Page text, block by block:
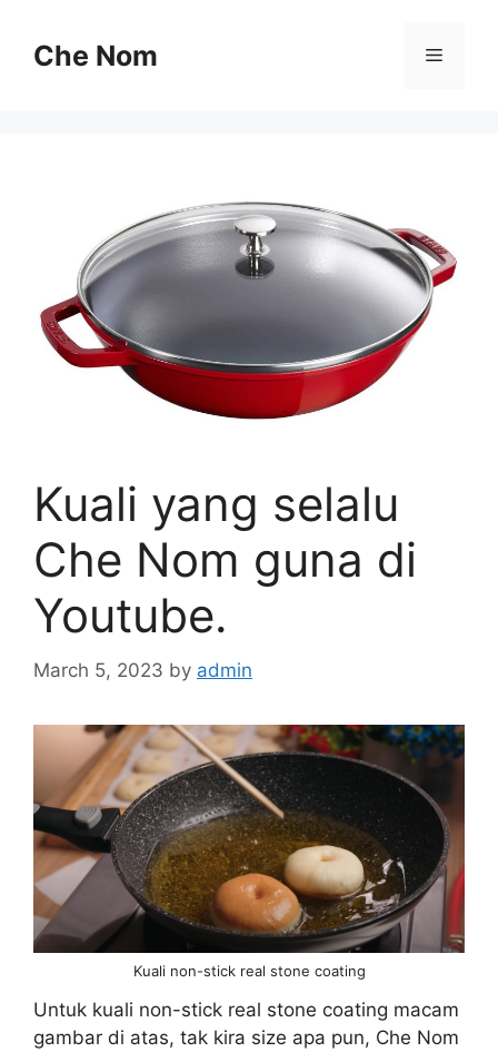
contentChe Nom Menu
Kuali yang selalu
Che Nom guna di
Youtube.
March 5, 2023 by admin
Kuali non-stick real stone coating
Untuk kuali non-stick real stone coating macam
gambar di atas, tak kira size apa pun, Che Nom